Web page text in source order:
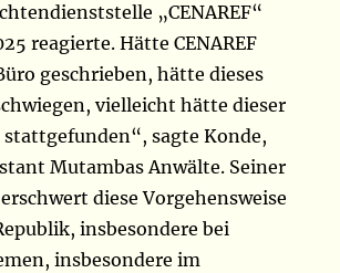
„CENAREF“
reagierte. Hätte CENAREF
geschrieben, hätte dieses
vielleicht hätte dieser
stattgefunden“, sagte Konde,
Mutambas Anwälte. Seiner
diese Vorgehensweise
insbesondere bei
insbesondere im